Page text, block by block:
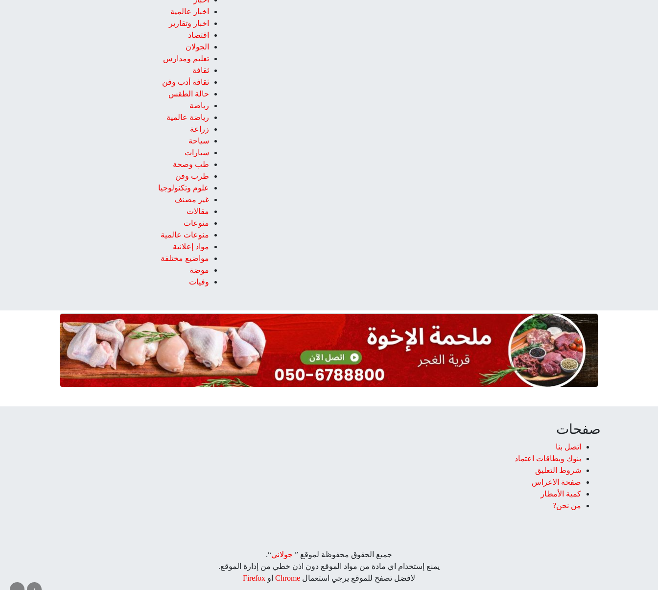
اخبار عالمية
اخبار وتقارير
اقتصاد
الجولان
تعليم ومدارس
ثقافة
ثقافة أدب وفن
حالة الطقس
رياضة
رياضة عالمية
زراعة
سياحة
سيارات
طب وصحة
طرب وفن
علوم وتكنولوجيا
غير مصنف
مقالات
منوعات
منوعات عالمية
مواد إعلانية
مواضيع مختلفة
موضة
وفيات
صفحات
اتصل بنا
بنوك وبطاقات اعتماد
شروط التعليق‎
صفحة الاعراس
كمية الأمطار
من نحن?
جميع الحقوق محفوظة لموقع ” جولاني“.
يمنع إستخدام اي مادة من مواد الموقع دون اذن خطي من إدارة الموقع.
لافضل تصفح للموقع يرجي استعمال Chrome او Firefox